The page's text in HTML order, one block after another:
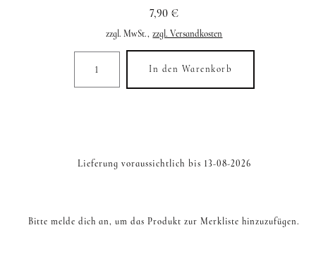
7,90 €
zzgl. MwSt., zzgl. Versandkosten
In den Warenkorb
Lieferung voraussichtlich bis 13-08-2026
Bitte melde dich an, um das Produkt zur Merkliste hinzuzufügen.